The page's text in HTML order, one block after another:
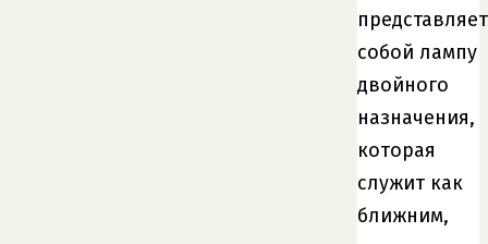
представляет
собой лампу
двойного
назначения,
которая
служит как
ближним,